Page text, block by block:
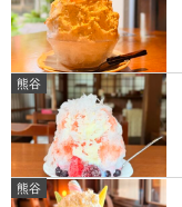
熊谷
熊谷